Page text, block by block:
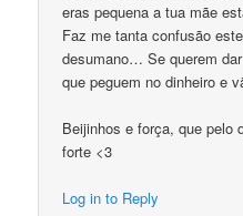
eras pequena a tua mãe
Faz me tanta confusão
desumano… Se querem
que peguem no dinheiro e
Beijinhos e força, que pelo
forte <3
Log in to Reply